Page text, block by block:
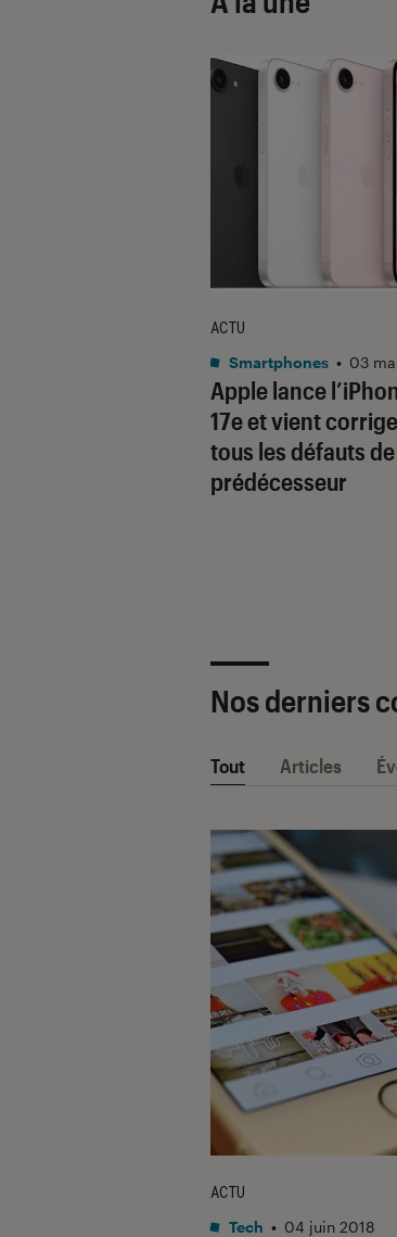
Apple lance
17e et vient
tous les défauts
prédécesseur
ACTU
Smartphones • 03
Nos derniers
Tout Articles
ACTU
Tech • 04 juin 2018